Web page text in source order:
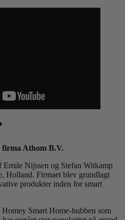
firma Athom B.V.
Nijssen og Stefan Witkamp
Holland. Firmaet blev grundlagt
produkter inden for smart
Smart Home-hubben som